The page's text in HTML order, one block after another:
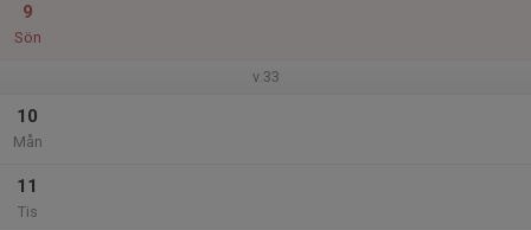
9
Sön
v.33
10
Mån
11
Tis